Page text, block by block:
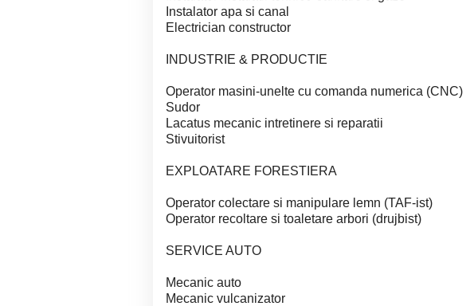
Instalator apa si canal
Electrician constructor
INDUSTRIE & PRODUCTIE
Operator masini-unelte cu comanda numerica (CNC)
Sudor
Lacatus mecanic intretinere si reparatii
Stivuitorist
EXPLOATARE FORESTIERA
Operator colectare si manipulare lemn (TAF-ist)
Operator recoltare si toaletare arbori (drujbist)
SERVICE AUTO
Mecanic auto
Mecanic vulcanizator